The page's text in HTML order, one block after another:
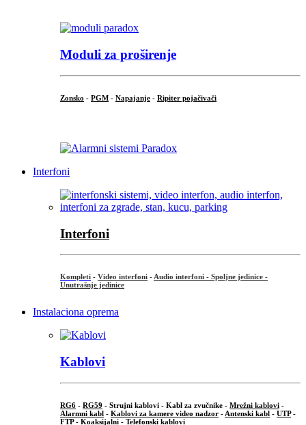
Moduli za proširenje
Zonsko - PGM - Napajanje - Ripiter pojačivači
Interfoni
Interfoni
Kompleti - Video interfoni - Audio interfoni - Spoljne jedinice -
Unutrašnje jedinice
Instalaciona oprema
Kablovi
RG6 - RG59 - Strujni kablovi - Kabl za zvučnike - Mrežni kablovi -
Alarmni kabl - Kablovi za kamere video nadzor - Antenski kabl - UTP-
FTP- Koaksijalni - Telefonski kablovi